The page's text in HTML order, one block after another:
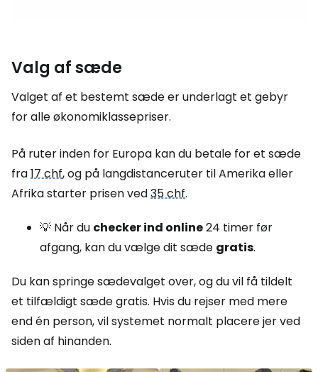
Valg af sæde
Valget af et bestemt sæde er underlagt et gebyr
for alle økonomiklassepriser.
På ruter inden for Europa kan du betale for et sæde
fra17 chf, og på langdistanceruter til Amerika eller
Afrika starter prisen ved35 chf.
💡 Når du checker ind online24 timer før
afgang, kan du vælge dit sæde gratis.
Du kan springe sædevalget over, og du vil få tildelt
et tilfældigt sæde gratis. Hvis du rejser med mere
end én person, vil systemet normalt placere jer ved
siden af hinanden.